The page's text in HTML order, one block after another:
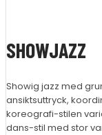
SHOWJAZZ
Showig jazz med
ansiktsuttryck,
koreografi-stilen
dans-stil med stor